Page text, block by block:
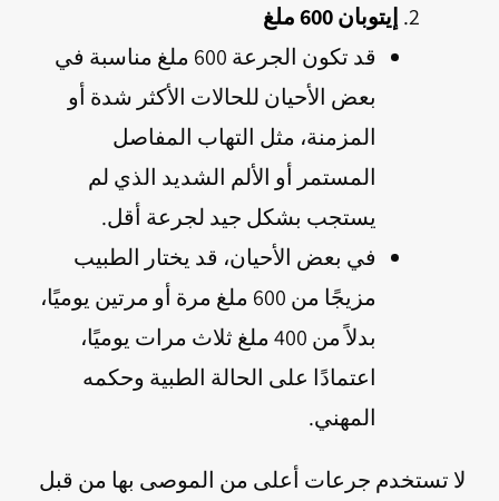
إيتوبان 600 ملغ
قد تكون الجرعة 600 ملغ مناسبة في
بعض الأحيان للحالات الأكثر شدة أو
المزمنة، مثل التهاب المفاصل
المستمر أو الألم الشديد الذي لم
يستجب بشكل جيد لجرعة أقل.
في بعض الأحيان، قد يختار الطبيب
مزيجًا من 600 ملغ مرة أو مرتين يوميًا،
بدلاً من 400 ملغ ثلاث مرات يوميًا،
اعتمادًا على الحالة الطبية وحكمه
المهني.
لا تستخدم جرعات أعلى من الموصى بها من قبل